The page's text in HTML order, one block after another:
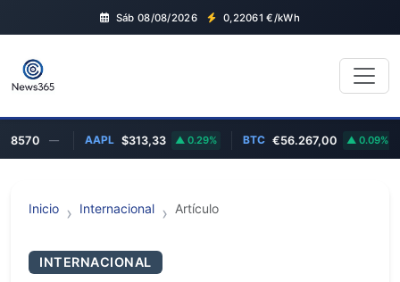
Sáb 08/08/2026 0,22061 €/kWh
— AAPL $313,33 0.29% BTC €56.267,00 0.09%
Inicio Internacional Artículo
INTERNACIONAL